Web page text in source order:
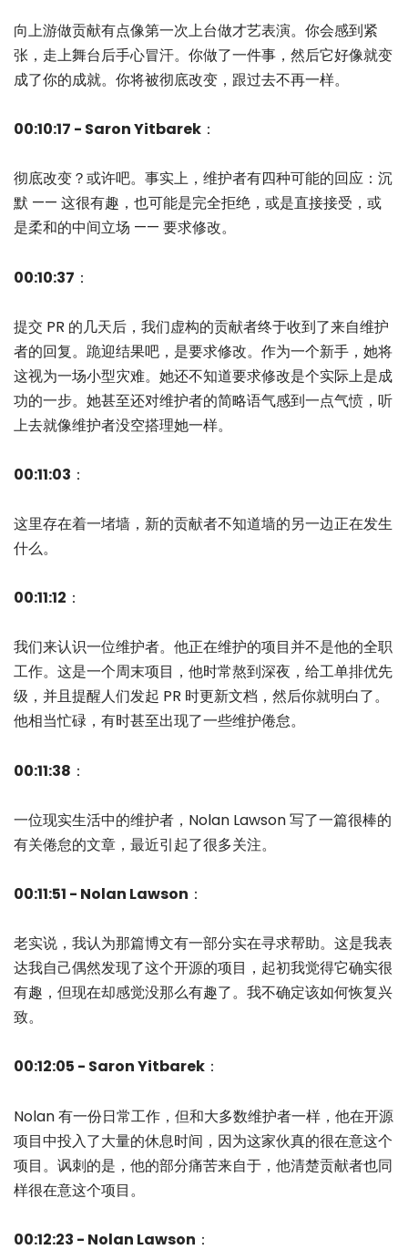
向上游做贡献有点像第一次上台做才艺表演。你会感到紧
张，走上舞台后手心冒汗。你做了一件事，然后它好像就变
成了你的成就。你将被彻底改变，跟过去不再一样。
00:10:17 - Saron Yitbarek ：
彻底改变？或许吧。事实上，维护者有四种可能的回应：沉
默 —— 这很有趣，也可能是完全拒绝，或是直接接受，或
是柔和的中间立场 —— 要求修改。
00:10:37 ：
提交 PR 的几天后，我们虚构的贡献者终于收到了来自维护
者的回复。跪迎结果吧，是要求修改。作为一个新手，她将
这视为一场小型灾难。她还不知道要求修改是个实际上是成
功的一步。她甚至还对维护者的简略语气感到一点气愤，听
上去就像维护者没空搭理她一样。
00:11:03 ：
这里存在着一堵墙，新的贡献者不知道墙的另一边正在发生
什么。
00:11:12 ：
我们来认识一位维护者。他正在维护的项目并不是他的全职
工作。这是一个周末项目，他时常熬到深夜，给工单排优先
级，并且提醒人们发起 PR 时更新文档，然后你就明白了。
他相当忙碌，有时甚至出现了一些维护倦怠。
00:11:38 ：
一位现实生活中的维护者，Nolan Lawson 写了一篇很棒的
有关倦怠的文章，最近引起了很多关注。
00:11:51 - Nolan Lawson ：
老实说，我认为那篇博文有一部分实在寻求帮助。这是我表
达我自己偶然发现了这个开源的项目，起初我觉得它确实很
有趣，但现在却感觉没那么有趣了。我不确定该如何恢复兴
致。
00:12:05 - Saron Yitbarek ：
Nolan 有一份日常工作，但和大多数维护者一样，他在开源
项目中投入了大量的休息时间，因为这家伙真的很在意这个
项目。讽刺的是，他的部分痛苦来自于，他清楚贡献者也同
样很在意这个项目。
00:12:23 - Nolan Lawson ：